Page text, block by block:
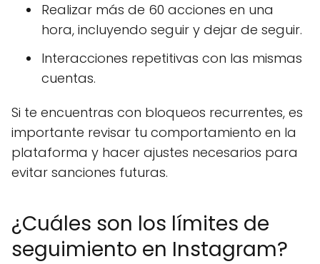
Realizar más de 60 acciones en una
hora, incluyendo seguir y dejar de seguir.
Interacciones repetitivas con las mismas
cuentas.
Si te encuentras con bloqueos recurrentes, es
importante revisar tu comportamiento en la
plataforma y hacer ajustes necesarios para
evitar sanciones futuras.
¿Cuáles son los límites de
seguimiento en Instagram?